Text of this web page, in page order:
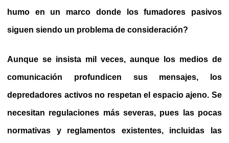
humo en un marco donde los fumadores pasivos
siguen siendo un problema de consideración?
Aunque se insista mil veces, aunque los medios de
comunicación profundicen sus mensajes, los
depredadores activos no respetan el espacio ajeno. Se
necesitan regulaciones más severas, pues las pocas
normativas y reglamentos existentes, incluidas las